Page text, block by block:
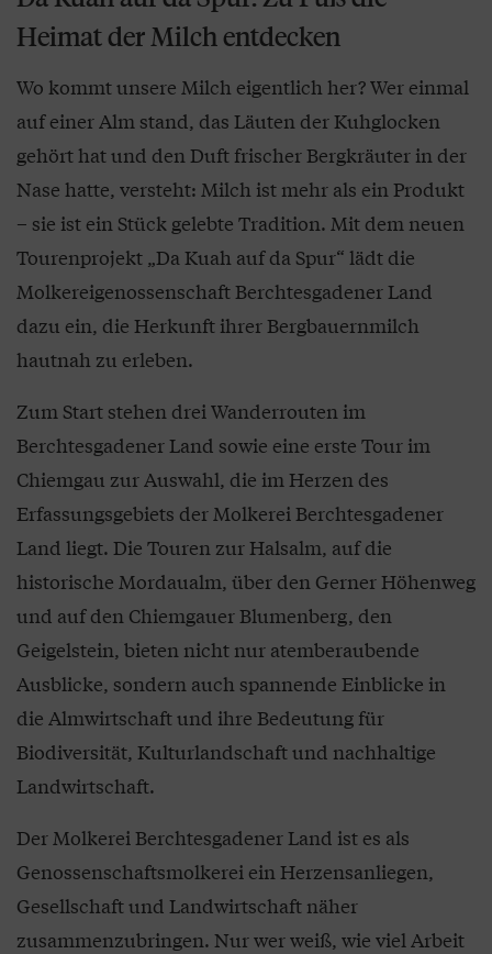
Heimat der Milch entdecken
Wo kommt unsere Milch eigentlich her? Wer einmal
auf einer Alm stand, das Läuten der Kuhglocken
gehört hat und den Duft frischer Bergkräuter in der
Nase hatte, versteht: Milch ist mehr als ein Produkt
– sie ist ein Stück gelebte Tradition. Mit dem neuen
Tourenprojekt „Da Kuah auf da Spur“ lädt die
Molkereigenossenschaft Berchtesgadener Land
dazu ein, die Herkunft ihrer Bergbauernmilch
hautnah zu erleben.
Zum Start stehen drei Wanderrouten im
Berchtesgadener Land sowie eine erste Tour im
Chiemgau zur Auswahl, die im Herzen des
Erfassungsgebiets der Molkerei Berchtesgadener
Land liegt. Die Touren zur Halsalm, auf die
historische Mordaualm, über den Gerner Höhenweg
und auf den Chiemgauer Blumenberg, den
Geigelstein, bieten nicht nur atemberaubende
Ausblicke, sondern auch spannende Einblicke in
die Almwirtschaft und ihre Bedeutung für
Biodiversität, Kulturlandschaft und nachhaltige
Landwirtschaft.
Der Molkerei Berchtesgadener Land ist es als
Genossenschaftsmolkerei ein Herzensanliegen,
Gesellschaft und Landwirtschaft näher
zusammenzubringen. Nur wer weiß, wie viel Arbeit